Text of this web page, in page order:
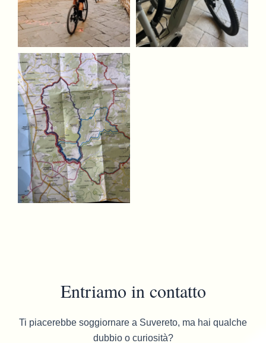
Entriamo in contatto
Ti piacerebbe soggiornare a Suvereto, ma hai qualche
dubbio o curiosità?